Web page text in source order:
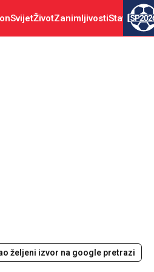
SvijetŽivotZanimljivostiStav
željeni izvor na google pretrazi